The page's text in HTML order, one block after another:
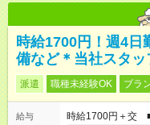
時給1700円！週4日
備など＊当社スタッ
派遣 職種未経験OK ブラ
給与
時給1700円＋交 ■